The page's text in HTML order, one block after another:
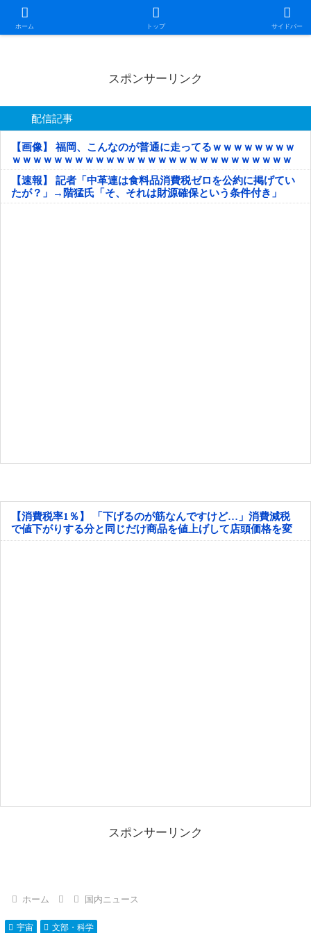
ホーム トップ サイドバー
日本第一！ニュース録
スポンサーリンク
配信記事
【画像】 福岡、こんなのが普通に走ってるｗｗｗｗｗｗｗｗ
ｗｗｗｗｗｗｗｗｗｗｗｗｗｗｗｗｗｗｗｗｗｗｗｗｗｗｗ
ｗｗｗｗｗ
【速報】 記者「中革連は食料品消費税ゼロを公約に掲げてい
たが？」→階猛氏「そ、それは財源確保という条件付き」
【消費税率1％】 「下げるのが筋なんですけど…」消費減税
で値下がりする分と同じだけ商品を値上げして店頭価格を変
えない店も
スポンサーリンク
ホーム 国内ニュース
宇宙 文部・科学